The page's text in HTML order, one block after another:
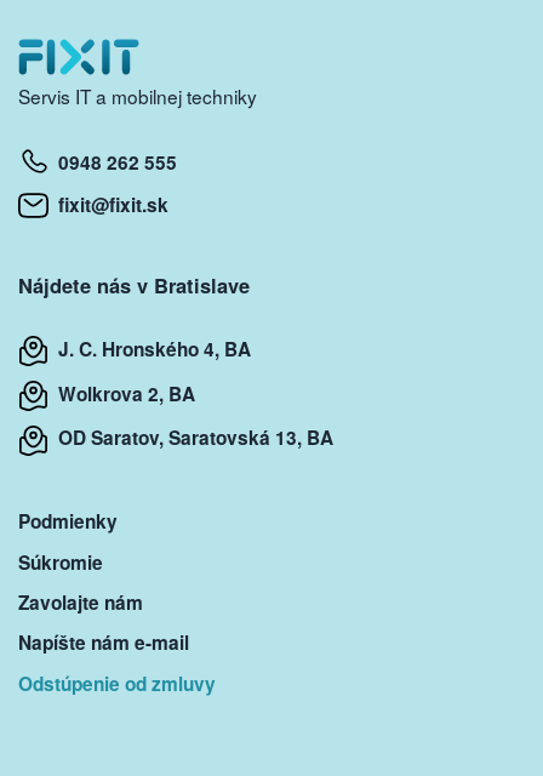
Servis IT a mobilnej techniky
0948 262 555
fixit@fixit.sk
Nájdete nás v Bratislave
J. C. Hronského 4, BA
Wolkrova 2, BA
OD Saratov, Saratovská 13, BA
Podmienky
Súkromie
Zavolajte nám
Napíšte nám e-mail
Odstúpenie od zmluvy